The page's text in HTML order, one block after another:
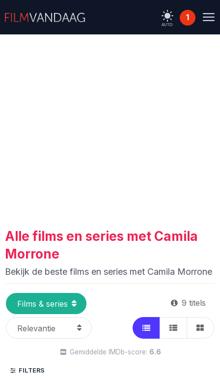
AUTO
1
Alle films en series met Camila
Morrone
Bekijk de beste films en series met Camila Morrone
9 titels
Gemiddelde IMDb-score: 6.6
FILTERS